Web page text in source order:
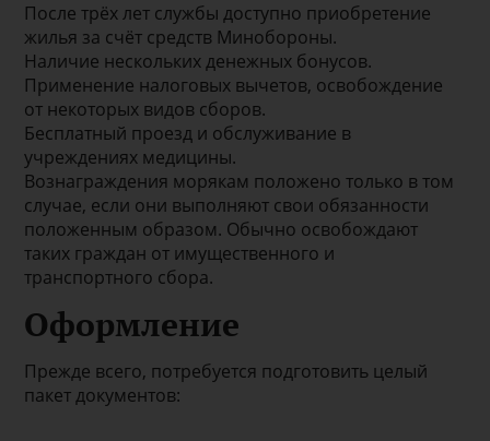
После трёх лет службы доступно приобретение
жилья за счёт средств Минобороны.
Наличие нескольких денежных бонусов.
Применение налоговых вычетов, освобождение
от некоторых видов сборов.
Бесплатный проезд и обслуживание в
учреждениях медицины.
Вознаграждения морякам положено только в том
случае, если они выполняют свои обязанности
положенным образом. Обычно освобождают
таких граждан от имущественного и
транспортного сбора.
Оформление
Прежде всего, потребуется подготовить целый
пакет документов: